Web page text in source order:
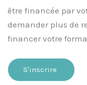
être financée par
demander plus de
financer votre
S'inscrire